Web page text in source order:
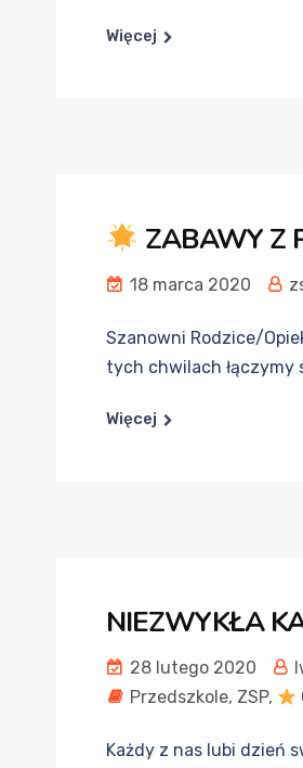
Więcej
ZABAWY Z
18 marca 2020
Szanowni Rodzice/
tych chwilach łączymy
Więcej
NIEZWYKŁA
28 lutego 2020
Przedszkole, ZSP,
Każdy z nas lubi dzień